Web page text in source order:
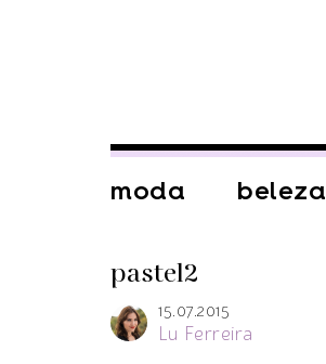
moda beleza
pastel2
15.07.2015
Lu Ferreira